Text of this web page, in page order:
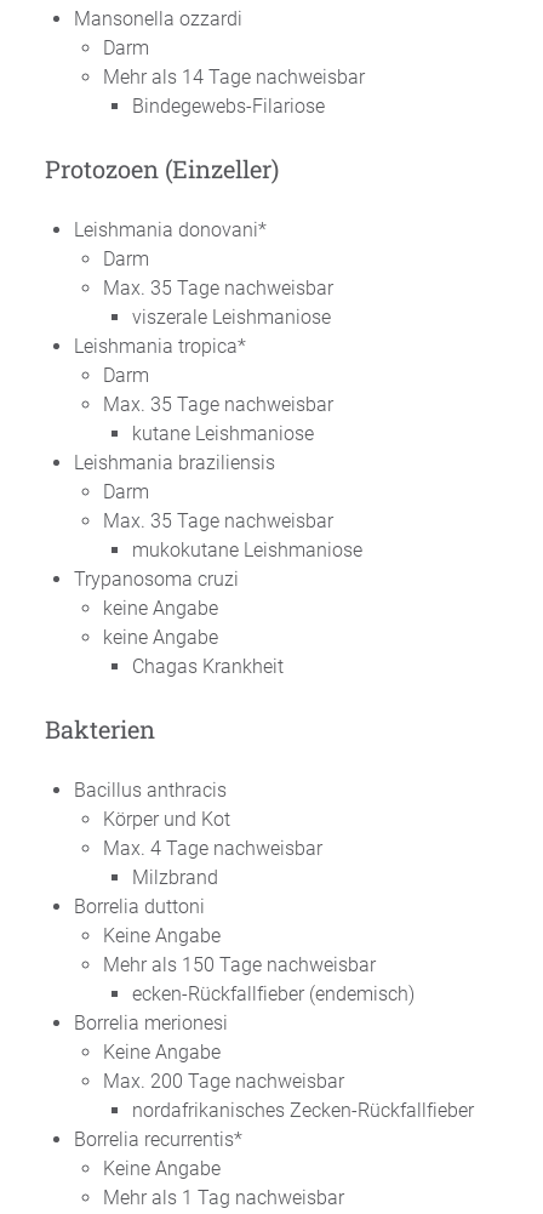
Mansonella ozzardi
Darm
Mehr als 14 Tage nachweisbar
Bindegewebs-Filariose
Protozoen (Einzeller)
Leishmania donovani*
Darm
Max. 35 Tage nachweisbar
viszerale Leishmaniose
Leishmania tropica*
Darm
Max. 35 Tage nachweisbar
kutane Leishmaniose
Leishmania braziliensis
Darm
Max. 35 Tage nachweisbar
mukokutane Leishmaniose
Trypanosoma cruzi
keine Angabe
keine Angabe
Chagas Krankheit
Bakterien
Bacillus anthracis
Körper und Kot
Max. 4 Tage nachweisbar
Milzbrand
Borrelia duttoni
Keine Angabe
Mehr als 150 Tage nachweisbar
ecken-Rückfallfieber (endemisch)
Borrelia merionesi
Keine Angabe
Max. 200 Tage nachweisbar
nordafrikanisches Zecken-Rückfallfieber
Borrelia recurrentis*
Keine Angabe
Mehr als 1 Tag nachweisbar